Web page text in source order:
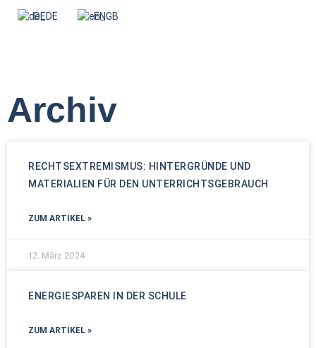
DE EN
Archiv
RECHTSEXTREMISMUS: HINTERGRÜNDE UND
MATERIALIEN FÜR DEN UNTERRICHTSGEBRAUCH
ZUM ARTIKEL »
12. März 2024
ENERGIESPAREN IN DER SCHULE
ZUM ARTIKEL »